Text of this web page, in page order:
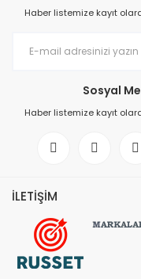
Haber listemize kayıt
Sosyal
Haber listemize kayıt
İLETİŞİM